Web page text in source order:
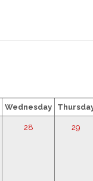
Wednesday
28 29